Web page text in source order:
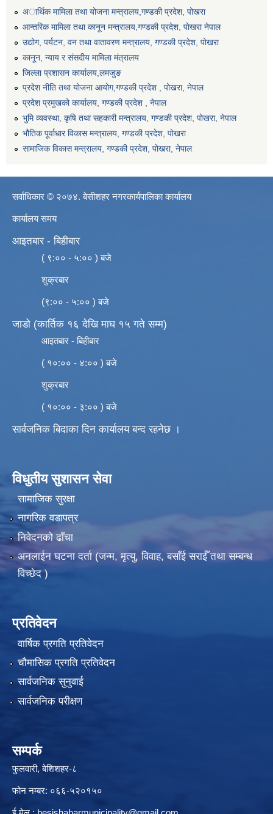
अार्थिक मामिला तथा योजना मन्त्रालय,गण्डकी प्रदेश, पोखरा
आन्तरिक मामिला तथा कानून मन्त्रालय,गण्डकी प्रदेश, पाेखरा नेपाल
उद्योग, पर्यटन, वन तथा वातावरण मन्त्रालय, गण्डकी प्रदेश, पोखरा
कानून, न्याय र संसदीय मामिला मंत्रालय
जिल्ला प्रशासन कार्यालय,लमजुङ
प्रदेश नीति तथा योजना आयोग,गण्डकी प्रदेश , पोखरा, नेपाल
प्रदेश प्रमुखको कार्यालय, गण्डकी प्रदेश , नेपाल
भुमि व्यवस्था, कृषि तथा सहकारी मन्त्रालय, गण्डकी प्रदेश, पोखरा, नेपाल
भौतिक पूर्वाधार विकास मन्त्रालय, गण्डकी प्रदेश, पाेखरा
सामाजिक विकास मन्त्रालय, गण्डकी प्रदेश, पोखरा, नेपाल
सर्वाधिकार © २०७४. बेसीशहर नगरकार्यपालिका कार्यालय
कार्यालय समय
आइतबार - बिहीबार
( ९:०० - ५:०० ) बजे
शुक्रबार
(९:०० - ५:०० ) बजे
जाडो (कार्तिक १६ देखि माघ १५ गते सम्म)
आइतबार - बिहीबार
( १०:०० - ४:०० ) बजे
शुक्रबार
( १०:०० - ३:०० ) बजे
सार्वजनिक बिदाका दिन कार्यालय बन्द रहनेछ ।
विधुतीय सुशासन सेवा
सामाजिक सुरक्षा
नागरिक वडापत्र
निवेदनको ढाँचा
अनलाईन घटना दर्ता (जन्म, मृत्यु, विवाह, बसाँई सराईँ तथा सम्बन्ध
विच्छेद )
प्रतिवेदन
वार्षिक प्रगति प्रतिवेदन
चौमासिक प्रगति प्रतिवेदन
सार्वजनिक सुनुवाई
सार्वजनिक परीक्षण
सम्पर्क
फुलवारी, बेशिशहर-८
फोन नम्बर: ०६६-५२०१५०